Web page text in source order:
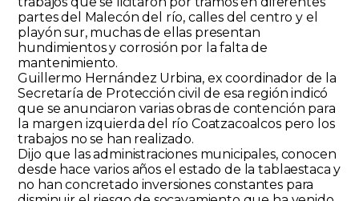
partes del Malecón del río, calles del centro y el
playón sur, muchas de ellas presentan
hundimientos y corrosión por la falta de
mantenimiento.
Guillermo Hernández Urbina, ex coordinador de la
Secretaría de Protección civil de esa región indicó
que se anunciaron varias obras de contención para
la margen izquierda del río Coatzacoalcos pero los
trabajos no se han realizado.
Dijo que las administraciones municipales, conocen
desde hace varios años el estado de la tablaestaca y
no han concretado inversiones constantes para